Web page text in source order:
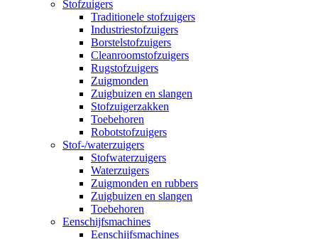
Stofzuigers
Traditionele stofzuigers
Industriestofzuigers
Borstelstofzuigers
Cleanroomstofzuigers
Rugstofzuigers
Zuigmonden
Zuigbuizen en slangen
Stofzuigerzakken
Toebehoren
Robotstofzuigers
Stof-/waterzuigers
Stofwaterzuigers
Waterzuigers
Zuigmonden en rubbers
Zuigbuizen en slangen
Toebehoren
Eenschijfsmachines
Eenschijfsmachines